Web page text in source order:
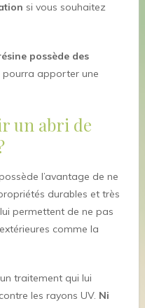
si vous souhaitez
possède des
pourra apporter une
un abri de
l’avantage de ne
durables et très
permettent de ne pas
comme la
traitement qui lui
les rayons UV. Ni